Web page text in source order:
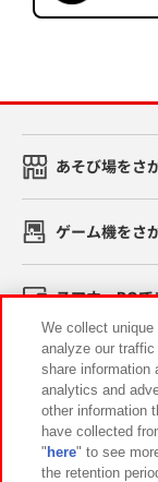
あそび場をさ
ゲーム機をさ
スマホ・PCで
イベント・キ
関連会社
We collect
analyze our
share information
analytics and
other information
have collected
" here" to see
the retention